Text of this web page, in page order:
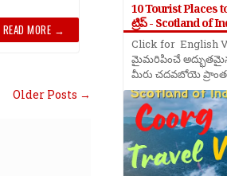
READ MORE →
Older Posts →
10 Tourist Places
ట్రిప్ - Scotland of
Click for English
మైమరిపించే అద్భుతమైన
మీరు చదవబోయె